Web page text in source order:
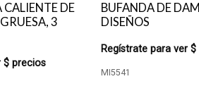
CALIENTE DE
3
$ precios
BUFANDA DE
DISEÑOS
Regístrate para ver
MI5541